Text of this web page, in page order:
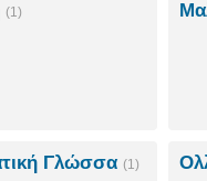
(1)
Γλώσσα (1)